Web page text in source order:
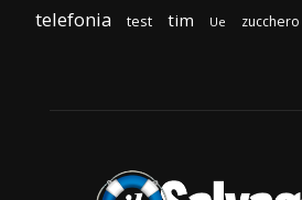
telefonia test tim Ue zucchero